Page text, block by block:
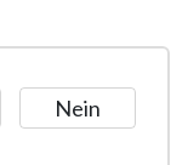
Nein